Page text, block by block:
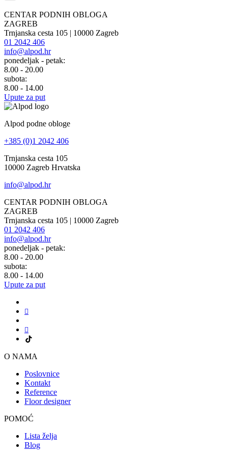
CENTAR PODNIH OBLOGA
ZAGREB
Trnjanska cesta 105 | 10000 Zagreb
01 2042 406
info@alpod.hr
ponedeljak - petak:
8.00 - 20.00
subota:
8.00 - 14.00
Upute za put
Alpod podne obloge
+385 (0)1 2042 406
Trnjanska cesta 105
10000 Zagreb Hrvatska
info@alpod.hr
CENTAR PODNIH OBLOGA
ZAGREB
Trnjanska cesta 105 | 10000 Zagreb
01 2042 406
info@alpod.hr
ponedeljak - petak:
8.00 - 20.00
subota:
8.00 - 14.00
Upute za put
O NAMA
Poslovnice
Kontakt
Reference
Floor designer
POMOĆ
Lista želja
Blog